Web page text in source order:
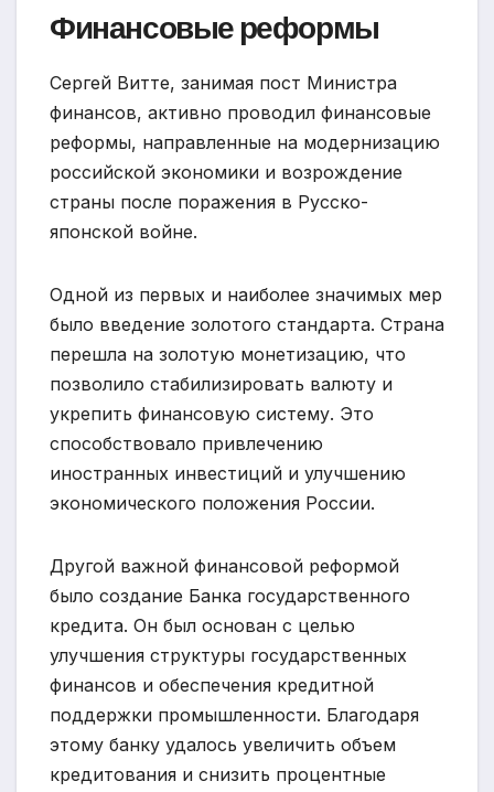
Финансовые реформы
Сергей Витте, занимая пост Министра
финансов, активно проводил финансовые
реформы, направленные на модернизацию
российской экономики и возрождение
страны после поражения в Русско-
японской войне.
Одной из первых и наиболее значимых мер
было введение золотого стандарта. Страна
перешла на золотую монетизацию, что
позволило стабилизировать валюту и
укрепить финансовую систему. Это
способствовало привлечению
иностранных инвестиций и улучшению
экономического положения России.
Другой важной финансовой реформой
было создание Банка государственного
кредита. Он был основан с целью
улучшения структуры государственных
финансов и обеспечения кредитной
поддержки промышленности. Благодаря
этому банку удалось увеличить объем
кредитования и снизить процентные